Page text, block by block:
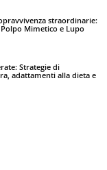
straordinarie:
Mimetico e Lupo
Strategie di
adattamenti alla dieta e